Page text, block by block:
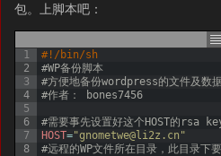
包。上脚本吧：
1
2
3
4
5
6
7
8
#!/bin/sh
#WP备份脚本
#方便地备份wordpress的文件及数
#作者： bones7456
#需要事先设置好这个HOST的rsa
HOST="gnometwe@li2z.cn"
#远程的WP文件所在目录，此目录